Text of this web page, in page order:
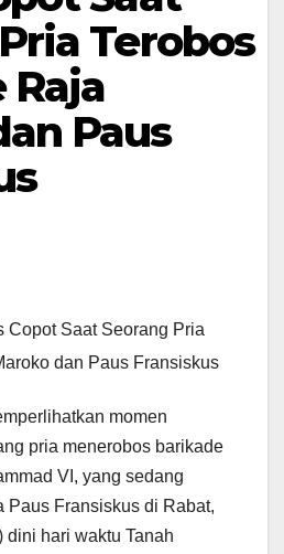
Terobos
Raja
Paus
momen
pria menerobos barikade
VI, yang sedang
Paus Fransiskus di Rabat,
dini hari waktu Tanah